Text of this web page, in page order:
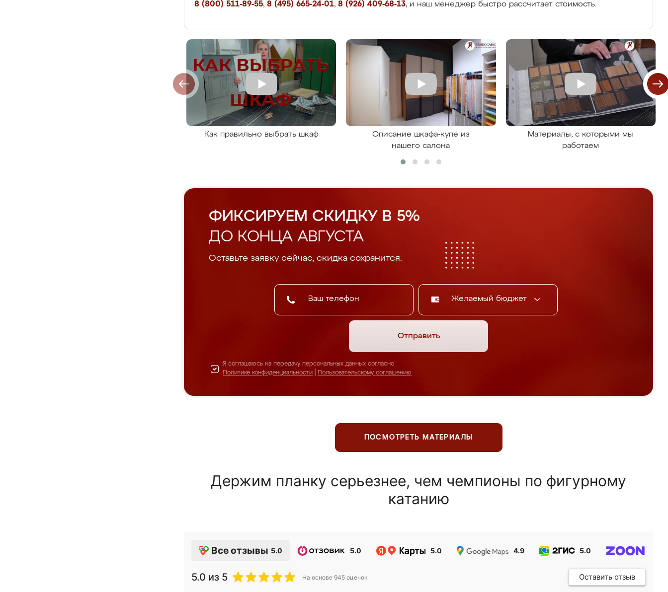
8 (800) 511-89-55, 8 (495) 665-24-01, 8 (926) 409-68-13, и наш менеджер быстро рассчитает стоимость.
Как правильно выбрать шкаф
Описание шкафа-купе из
нашего салона
Материалы, с которыми мы
работаем
ФИКСИРУЕМ СКИДКУ В 5%
ДО КОНЦА АВГУСТА
Оставьте заявку сейчас, скидка сохранится.
Желаемый бюджет
Отправить
Я соглашаюсь на передачу персональных данных согласно
Политике конфиденциальности
Пользовательскому соглашению
ПОСМОТРЕТЬ МАТЕРИАЛЫ
Держим планку серьезнее, чем чемпионы по фигурному
катанию
Все отзывы 5.0 5.0 5.0 4.9 5.0
5.0 из 5 На основе 945 оценок Оставить отзыв